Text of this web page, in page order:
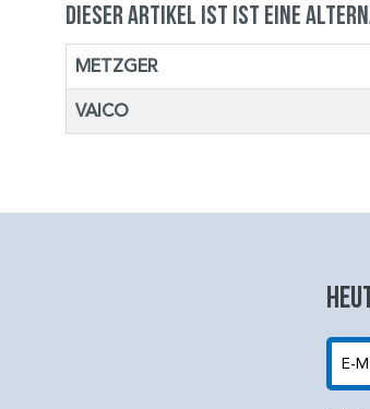
Dieser Artikel ist ist eine
METZGER
VAICO